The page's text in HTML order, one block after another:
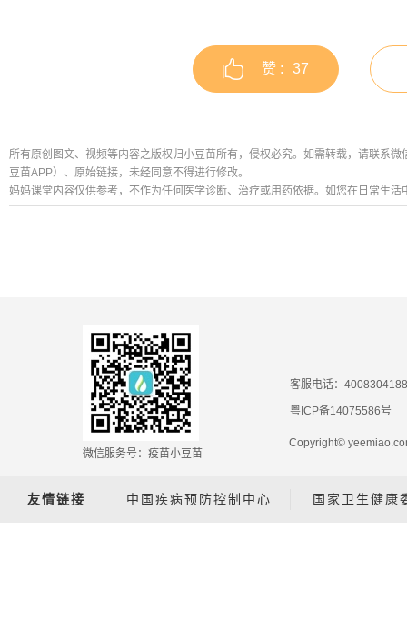
赞 : 37
所有原创图文、视频等内容之版权归小豆苗所有，侵权必究。如需转载，请联系
豆苗APP）、原始链接，未经同意不得进行修改。
妈妈课堂内容仅供参考，不作为任何医学诊断、治疗或用药依据。如您在日常生
微信服务号：疫苗小豆苗
客服电话：4008304188
粤ICP备14075586号
Copyright©
友情链接 中国疾病预防控制中心 国家卫生健康